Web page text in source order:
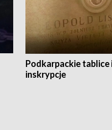
Podkarpackie tablice
inskrypcje